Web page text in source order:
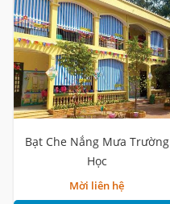
Bạt Che Nắng Mưa Trường
Học
Mời liên hệ